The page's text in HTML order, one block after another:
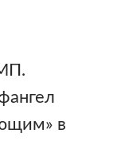
в